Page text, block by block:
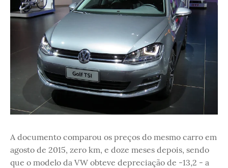
A documento comparou os preços do mesmo carro em
agosto de 2015, zero km, e doze meses depois, sendo
que o modelo da VW obteve depreciação de -13,2 - a